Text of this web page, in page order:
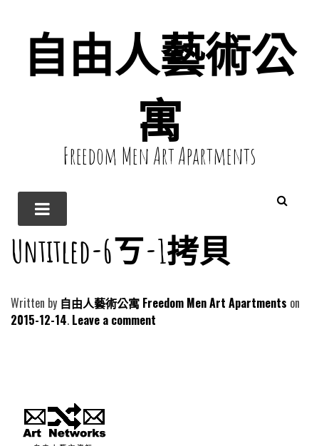
自由人藝術公
寓
Freedom Men Art Apartments
Untitled-6ㄎ-1拷貝
Written by 自由人藝術公寓 Freedom Men Art Apartments
2015-12-14 Leave a comment